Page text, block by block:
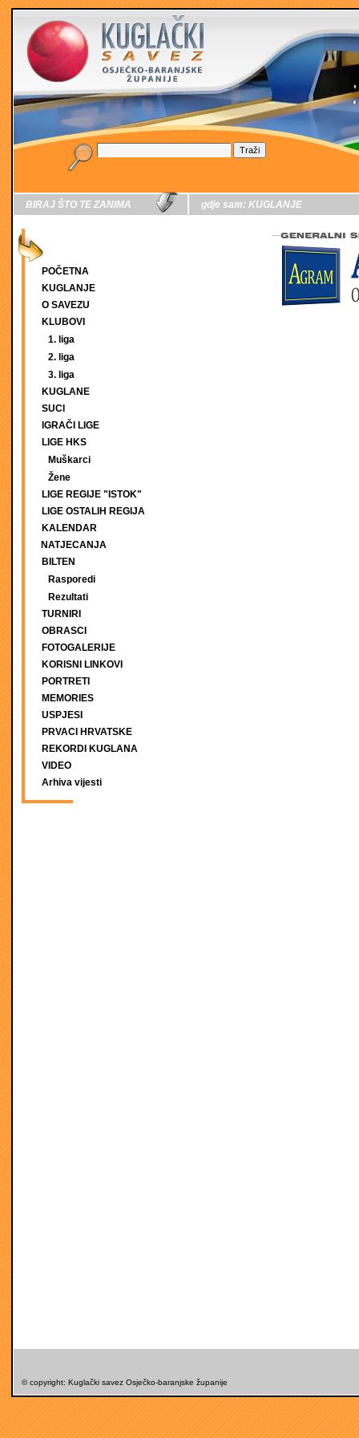
BIRAJ ŠTO TE ZANIMA
POČETNA
KUGLANJE
O SAVEZU
KLUBOVI
1. liga
2. liga
3. liga
KUGLANE
SUCI
IGRAČI LIGE
LIGE HKS
Muškarci
Žene
LIGE REGIJE "ISTOK"
LIGE OSTALIH REGIJA
KALENDAR
NATJECANJA
BILTEN
Rasporedi
Rezultati
TURNIRI
OBRASCI
FOTOGALERIJE
KORISNI LINKOVI
PORTRETI
MEMORIES
USPJESI
PRVACI HRVATSKE
REKORDI KUGLANA
VIDEO
Arhiva vijesti
gdje sam: KUGLANJE
© copyright: Kuglački savez Osječko-baranjske županije